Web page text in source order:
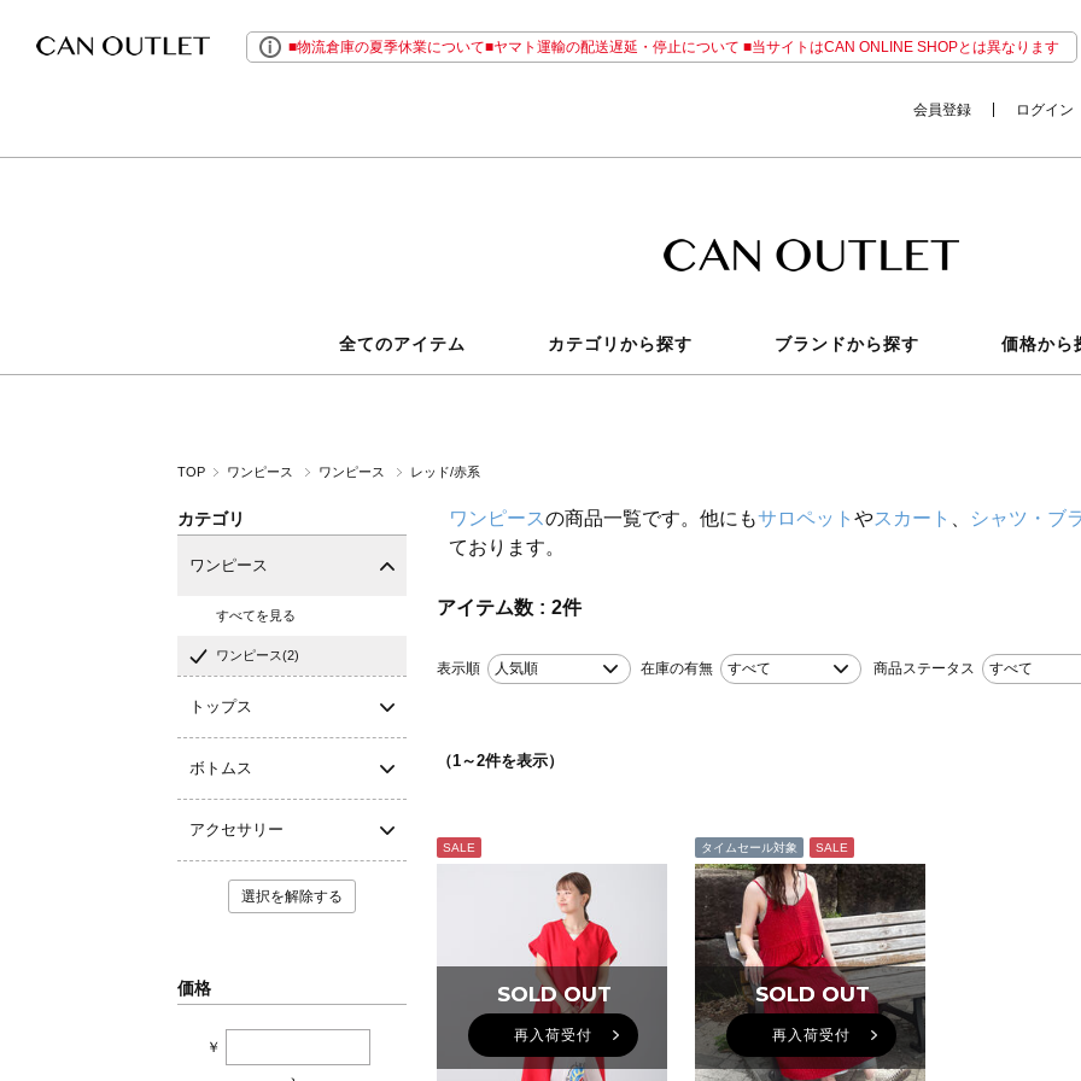
■物流倉庫の夏季休業について■ヤマト運輸の配送遅延・停止について ■当サイトはCAN ONLINE SHOPとは異なります
会員登録 ログイン
全てのアイテム カテゴリから探す ブランドから探す 価格から
TOP ワンピース ワンピース レッド/赤系
カテゴリ
ワンピース
すべてを見る
ワンピース(2)
トップス
ボトムス
アクセサリー
選択を解除する
価格
￥
ワンピースの商品一覧です。他にもサロペット やスカート シャツ・ブ
ております。
アイテム数 2件
表示順 人気順 在庫の有無 すべて 商品ステータス すべて
（1～2件を表示）
SALE
SOLD OUT
SOLD OUT
再入荷受付
タイムセール対象 SALE
SOLD OUT
SOLD OUT
再入荷受付